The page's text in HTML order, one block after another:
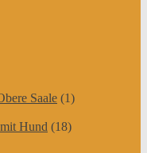
Saale (1)
Hund (18)